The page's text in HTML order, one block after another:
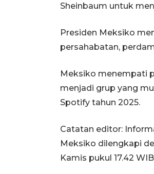
Sheinbaum untuk
Presiden Meksiko
persahabatan,
Meksiko menempati
menjadi grup yang
Spotify tahun 2025.
Catatan editor:
Meksiko dilengkapi
Kamis pukul 17.42